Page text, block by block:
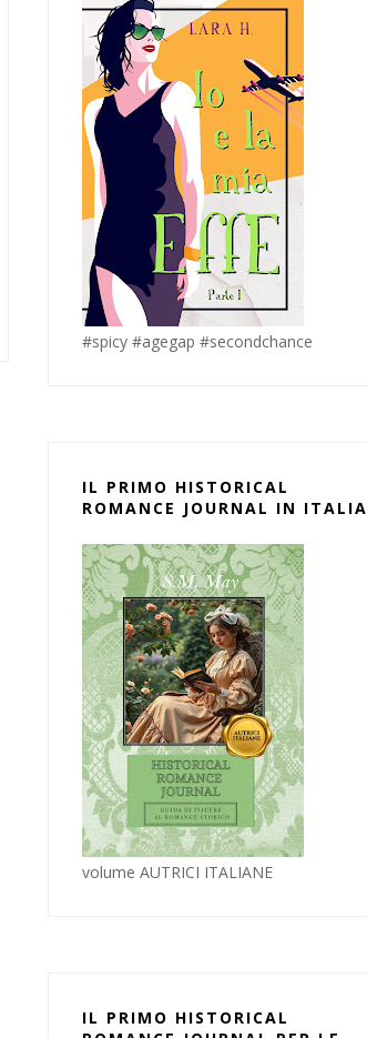
#spicy #agegap #secondchance
IL PRIMO HISTORICAL
ROMANCE JOURNAL IN ITALIA
volume AUTRICI ITALIANE
IL PRIMO HISTORICAL